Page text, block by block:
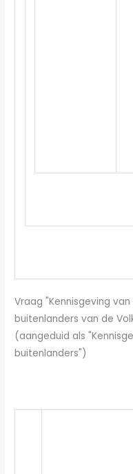
Vraag "Kennisgeving
buitenlanders van de
(aangeduid als
buitenlanders")